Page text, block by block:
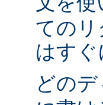
ての
はすぐ
どの